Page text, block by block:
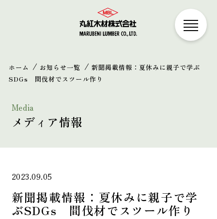
ホーム お知らせ一覧
新聞掲載情報：夏休みに親子で学ぶ
SDGs 間伐材でスツール作り
Media
メディア情報
2023.09.05
新聞掲載情報：夏休みに親子で学
ぶSDGs 間伐材でスツール作り